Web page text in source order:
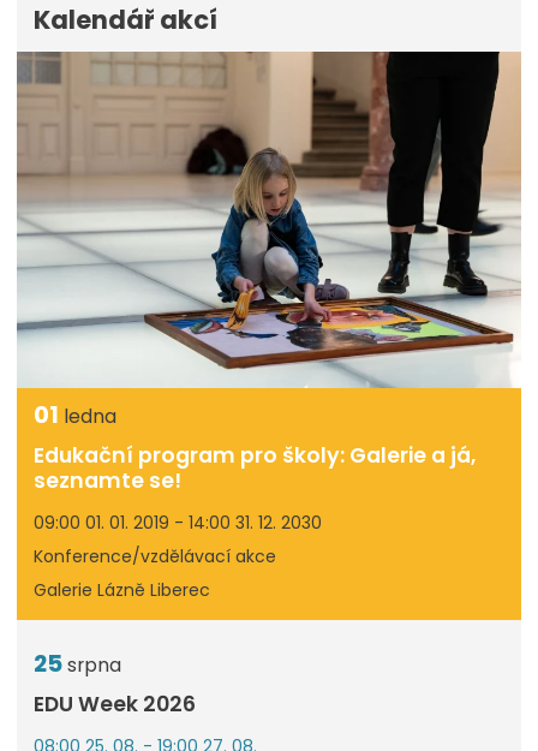
Kalendář akcí
01 ledna
Edukační program pro školy: Galerie a já,
seznamte se!
09:00 01. 01. 2019 - 14:00 31. 12. 2030
Konference/vzdělávací akce
Galerie Lázně Liberec
25srpna
EDU Week 2026
08:00 25. 08. - 19:00 27. 08.